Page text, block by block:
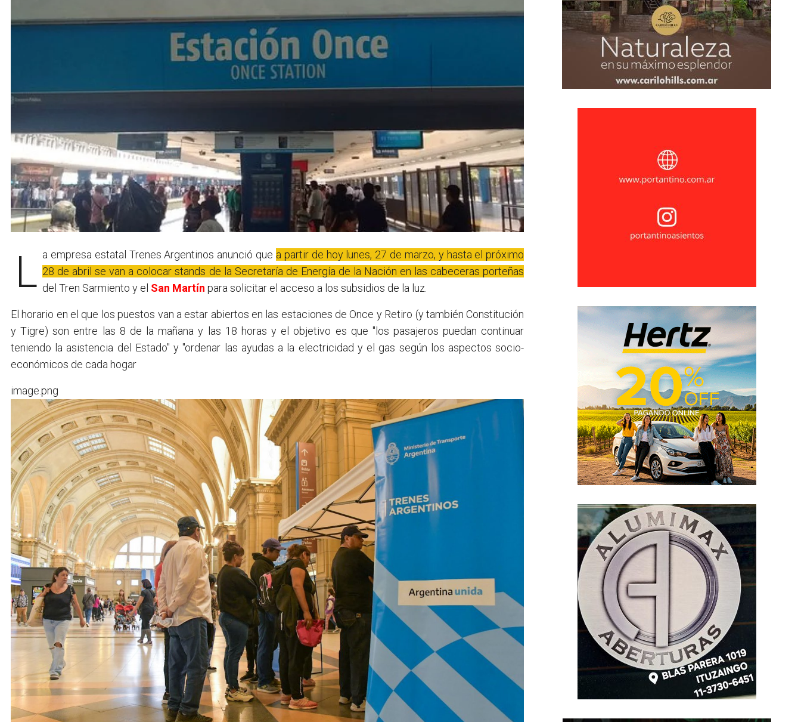
La empresa estatal Trenes Argentinos anunció que a partir de hoy lunes, 27 de marzo, y hasta el próximo
28 de abril se van a colocar stands de la Secretaría de Energía de la Nación en las cabeceras porteñas
del Tren Sarmiento y el San Martín para solicitar el acceso a los subsidios de la luz.
El horario en el que los puestos van a estar abiertos en las estaciones de Once y Retiro (y también Constitución
y Tigre) son entre las 8 de la mañana y las 18 horas y el objetivo es que "los pasajeros puedan continuar
teniendo la asistencia del Estado" y "ordenar las ayudas a la electricidad y el gas según los aspectos socio-
económicos de cada hogar
image.png